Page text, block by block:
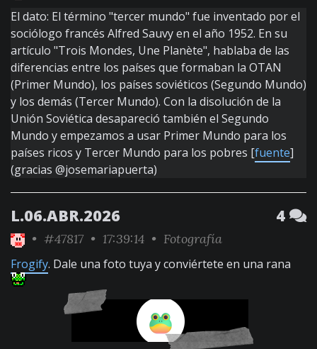
El dato: El término "tercer mundo" fue inventado por el
sociólogo francés Alfred Sauvy en el año 1952. En su
artículo "Trois Mondes, Une Planète", hablaba de las
diferencias entre los países que formaban la OTAN
(Primer Mundo), los países soviéticos (Segundo Mundo)
y los demás (Tercer Mundo). Con la disolución de la
Unión Soviética desapareció también el Segundo
Mundo y empezamos a usar Primer Mundo para los
países ricos y Tercer Mundo para los pobres [fuente]
(gracias @josemariapuerta)
L.06.ABR.2026 4
• #47817 • 17:39:14 • Fotografía
Frogify. Dale una foto tuya y conviértete en una rana